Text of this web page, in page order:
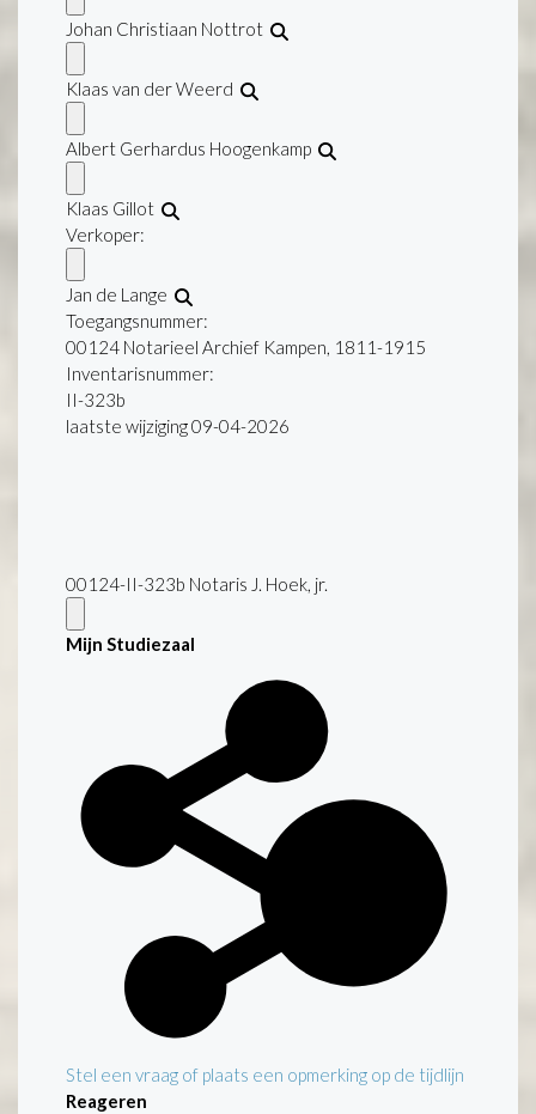
Johan Christiaan Nottrot
Klaas van der Weerd
Albert Gerhardus Hoogenkamp
Klaas Gillot
Verkoper:
Jan de Lange
Toegangsnummer:
00124 Notarieel Archief Kampen, 1811-1915
Inventarisnummer:
II-323b
laatste wijziging 09-04-2026
00124-II-323b Notaris J. Hoek, jr.
Mijn Studiezaal
Stel een vraag of plaats een opmerking op de tijdlijn
Reageren